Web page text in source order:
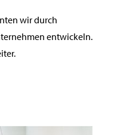
wir durch
entwickeln.